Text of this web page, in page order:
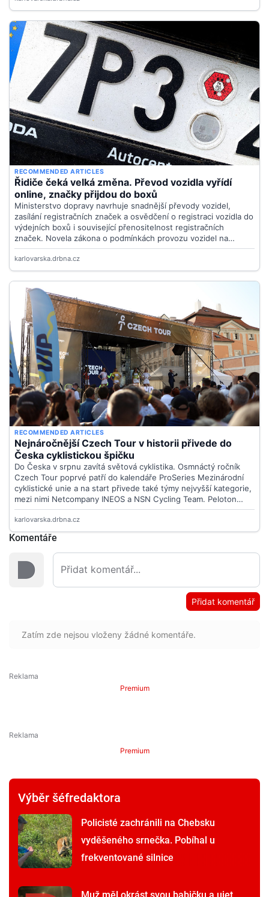
Komentáře
Přidat komentář
Zatím zde nejsou vloženy žádné komentáře.
Premium
Premium
Výběr šéfredaktora
Policisté zachránili na Chebsku
vyděšeného srnečka. Pobíhal u
frekventované silnice